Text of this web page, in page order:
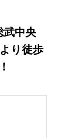
武中央
り徒歩